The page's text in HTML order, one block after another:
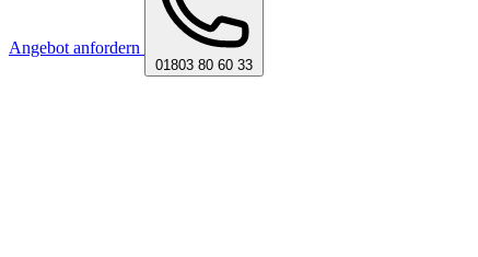
Angebot anfordern
01803 80 60 33